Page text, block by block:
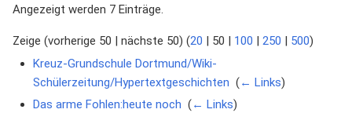
Angezeigt werden 7 Einträge.
Zeige (vorherige 50 nächste 50) (20 50 100 250 500)
Kreuz-Grundschule Dortmund/Wiki-
Schülerzeitung/Hypertextgeschichten (← Links)
Das arme Fohlen:heute noch (← Links)